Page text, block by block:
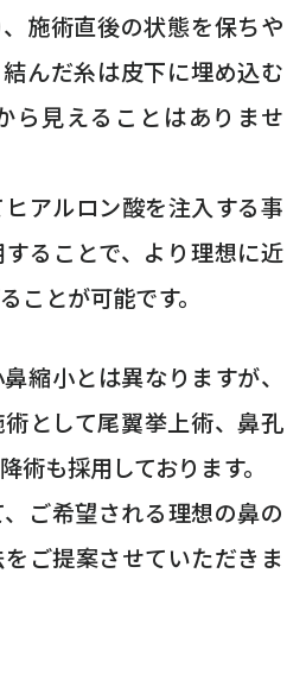
施術直後の状態を保ちや
んだ糸は皮下に埋め込む
ら見えることはありませ
アルロン酸を注入する事
ることで、より理想に近
ことが可能です。
縮小とは異なりますが、
として尾翼挙上術、鼻孔
術も採用しております。
ご希望される理想の鼻の
ご提案させていただきま